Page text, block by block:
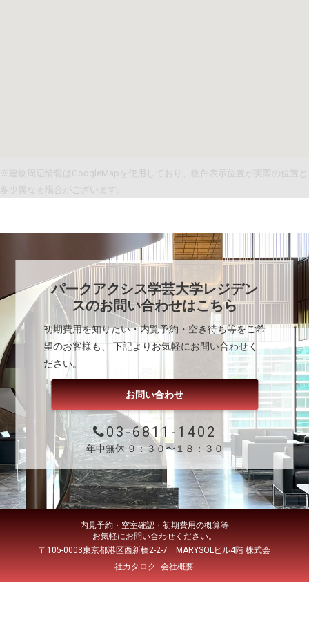
※建物周辺情報はGoogleMapを使用しており、物件表示位置が実際の位置と
多少異なる場合がございます。
パークアクシス学芸大学レジデン
スのお問い合わせはこちら
初期費用を知りたい・内覧予約・空き待ち等をご希
望のお客様も、 下記よりお気軽にお問い合わせく
ださい。
お問い合わせ
03-6811-1402
年中無休 ９：３０〜１８：３０
内見予約・空室確認・初期費用の概算等
お気軽にお問い合わせください。
〒105-0003東京都港区西新橋2-2-7 MARYSOLビル4階 株式会
社カタロク
会社概要